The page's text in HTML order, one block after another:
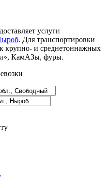
услуги
. Для транспортировки
крупно- и среднетоннажных
КамАЗы, фуры.